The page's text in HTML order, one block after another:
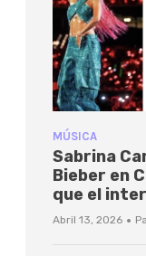
MÚSICA
Sabrina
Bieber en
que el
Abril 13, 2026 ·